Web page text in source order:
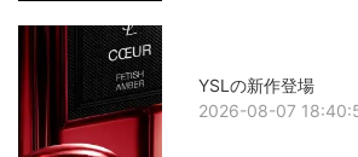
YSLの新作登場
2026-08-07